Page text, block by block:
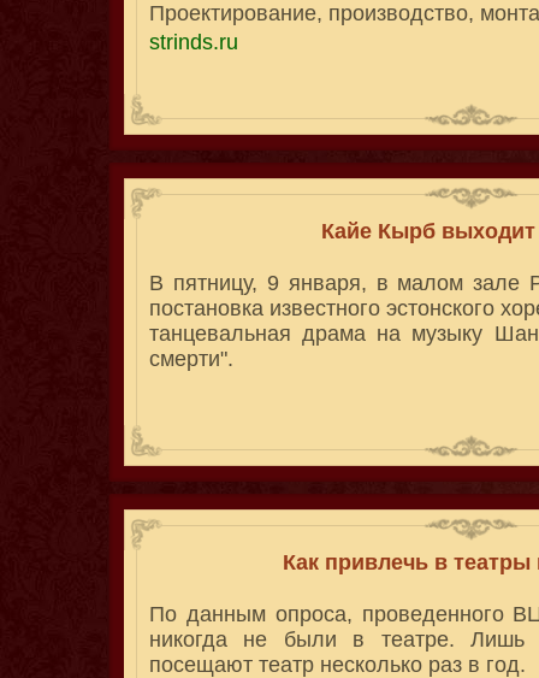
Проектирование, производство,
strinds.ru
Кайе Кырб выходит
В пятницу, 9 января, в малом зале
постановка известного эстонского
танцевальная драма на музыку
смерти".
Как привлечь в
По данным опроса, проведенного
никогда не были в театре. Лишь
посещают театр несколько раз в год.